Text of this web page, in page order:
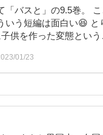
バスと」の9.5巻。
いう短編は面白い😆 と
供を作った変態とい
01/23